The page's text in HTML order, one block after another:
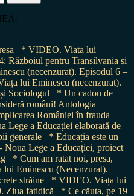
* VIDEO. Viata lui
Războiul pentru Transilvania și
(necenzurat). Episodul 6 –
lui Eminescu (necenzurat).
Sociologul
* Un cadou de
români! Antologia
României în frauda
Lege a Educației elaborată de
generale
* Educația este un
Noua Lege a Educației, proiect
* Cum am ratat noi, presa,
Eminescu (Necenzurat).
străine
* VIDEO. Viața lui
Ziua fatidică
* Ce căuta, pe 19